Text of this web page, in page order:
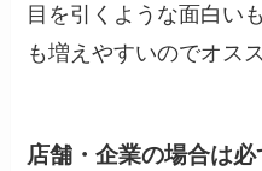
目を引くような面白い
も増えやすいのでオス
店舗・企業の場合は